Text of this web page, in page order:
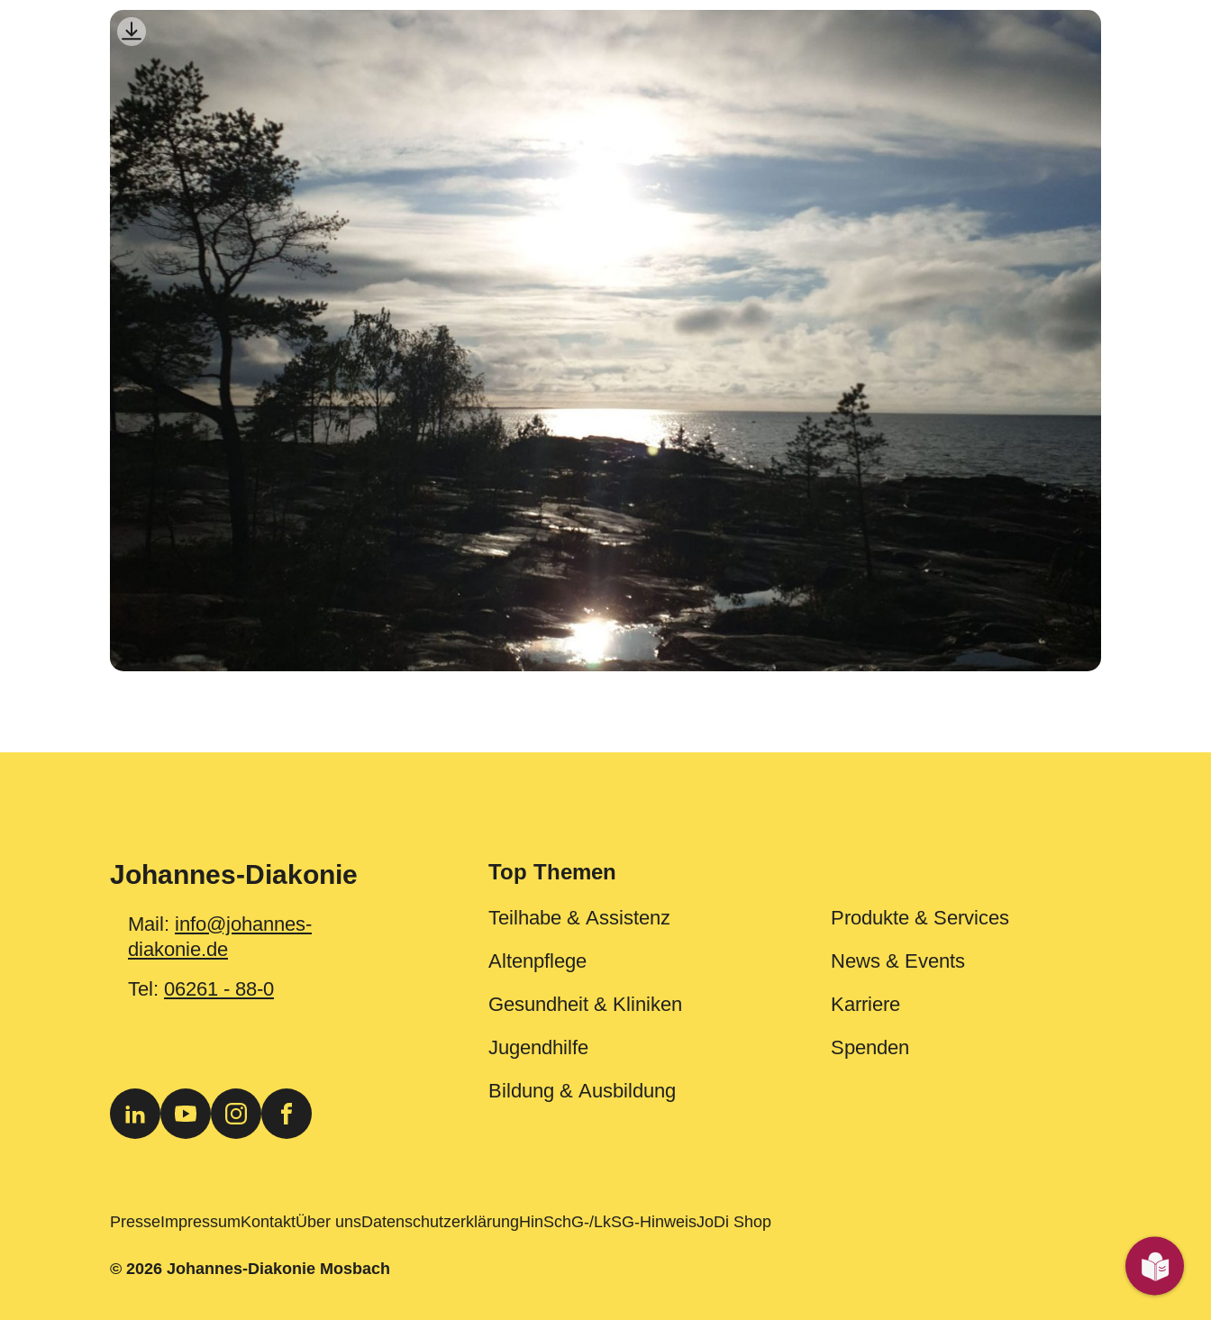
Johannes-Diakonie
Mail: info@johannes-
diakonie.de
Tel: 06261 - 88-0
Top Themen
Teilhabe & Assistenz
Altenpflege
Gesundheit & Kliniken
Jugendhilfe
Bildung & Ausbildung
Produkte & Services
News & Events
Karriere
Spenden
PresseImpressumKontaktÜber unsDatenschutzerklärungHinSchG-/LkSG-HinweisJoDi Shop
© 2026 Johannes-Diakonie Mosbach